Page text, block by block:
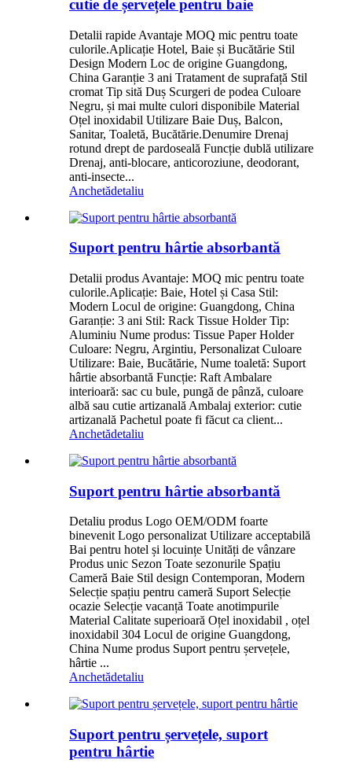
cutie de șervețele pentru baie
Detalii rapide Avantaje MOQ mic pentru toate
culorile.Aplicație Hotel, Baie și Bucătărie Stil
Design Modern Loc de origine Guangdong,
China Garanție 3 ani Tratament de suprafață Stil
cromat Tip sită Duș Scurgeri de podea Culoare
Negru, și mai multe culori disponibile Material
Oțel inoxidabil Utilizare Baie Duș, Balcon,
Sanitar, Toaletă, Bucătărie.Denumire Drenaj
rotund drept de pardoseală Funcție dublă utilizare
Drenaj, anti-blocare, anticoroziune, deodorant,
anti-insecte...
Anchetădetaliu
Suport pentru hârtie absorbantă
Detalii produs Avantaje: MOQ mic pentru toate
culorile.Aplicație: Baie, Hotel și Casa Stil:
Modern Locul de origine: Guangdong, China
Garanție: 3 ani Stil: Rack Tissue Holder Tip:
Aluminiu Nume produs: Tissue Paper Holder
Culoare: Negru, Argintiu, Personalizat Culoare
Utilizare: Baie, Bucătărie, Nume toaletă: Suport
hârtie absorbantă Funcție: Raft Ambalare
interioară: sac cu bule, pungă de pânză, culoare
albă sau cutie artizanală Ambalaj exterior: cutie
artizanală Pachetul poate fi făcut ca client...
Anchetădetaliu
Suport pentru hârtie absorbantă
Detaliu produs Logo OEM/ODM foarte
binevenit Logo personalizat Utilizare acceptabilă
Bai pentru hotel și locuințe Unități de vânzare
Produs unic Sezon Toate sezonurile Spațiu
Cameră Baie Stil design Contemporan, Modern
Selecție spațiu pentru cameră Suport Selecție
ocazie Selecție vacanță Toate anotimpurile
Material Calitate superioară Oțel inoxidabil , oțel
inoxidabil 304 Locul de origine Guangdong,
China Nume produs Suport pentru șervețele,
hârtie ...
Anchetădetaliu
Suport pentru șervețele, suport
pentru hârtie